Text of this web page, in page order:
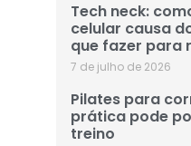
Tech neck:
celular causa
que fazer para
7 de julho de 2026
Pilates para
prática pode
treino